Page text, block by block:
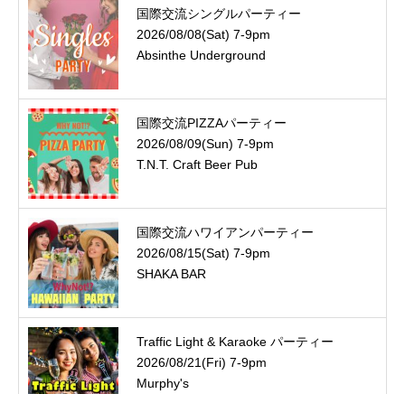
国際交流シングルパーティー
2026/08/08(Sat) 7-9pm
Absinthe Underground
国際交流PIZZAパーティー
2026/08/09(Sun) 7-9pm
T.N.T. Craft Beer Pub
国際交流ハワイアンパーティー
2026/08/15(Sat) 7-9pm
SHAKA BAR
Traffic Light & Karaoke パーティー
2026/08/21(Fri) 7-9pm
Murphy's